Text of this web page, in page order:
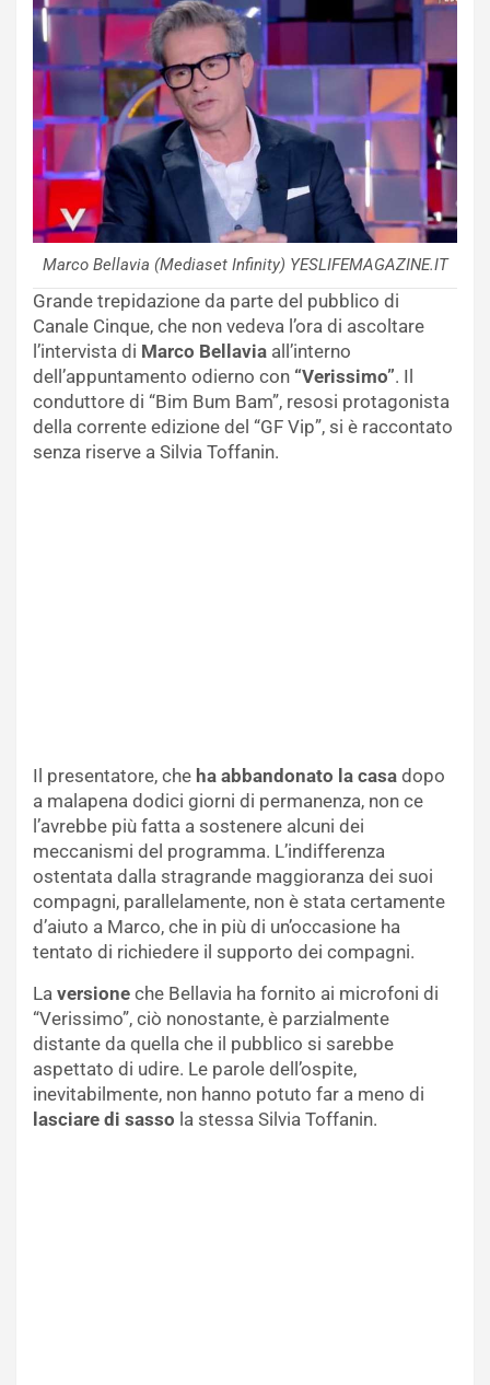
Marco Bellavia (Mediaset Infinity) YESLIFEMAGAZINE.IT
Grande trepidazione da parte del pubblico di
Canale Cinque, che non vedeva l’ora di ascoltare
l’intervista di Marco Bellavia all’interno
dell’appuntamento odierno con “Verissimo”. Il
conduttore di “Bim Bum Bam”, resosi protagonista
della corrente edizione del “GF Vip”, si è raccontato
senza riserve a Silvia Toffanin.
Il presentatore, che ha abbandonato la casa dopo
a malapena dodici giorni di permanenza, non ce
l’avrebbe più fatta a sostenere alcuni dei
meccanismi del programma. L’indifferenza
ostentata dalla stragrande maggioranza dei suoi
compagni, parallelamente, non è stata certamente
d’aiuto a Marco, che in più di un’occasione ha
tentato di richiedere il supporto dei compagni.
La versione che Bellavia ha fornito ai microfoni di
“Verissimo”, ciò nonostante, è parzialmente
distante da quella che il pubblico si sarebbe
aspettato di udire. Le parole dell’ospite,
inevitabilmente, non hanno potuto far a meno di
lasciare di sasso la stessa Silvia Toffanin.